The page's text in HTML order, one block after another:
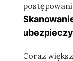
Coraz